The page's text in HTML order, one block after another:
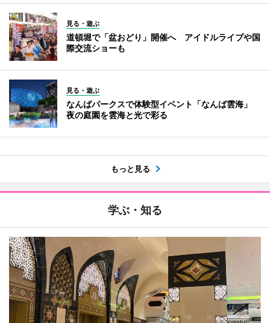
見る・遊ぶ
道頓堀で「盆おどり」開催へ アイドルライブや国
際交流ショーも
見る・遊ぶ
なんばパークスで体験型イベント「なんば雲海」
夜の庭園を雲海と光で彩る
もっと見る
学ぶ・知る